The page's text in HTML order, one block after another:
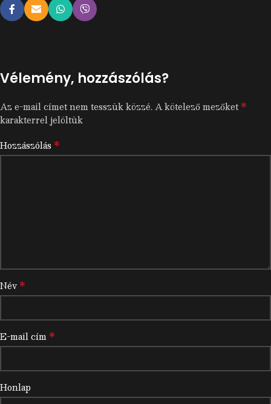
Vélemény, hozzászólás?
Az e-mail címet nem tesszük közzé.A kötelező mezőket*
karakterrel jelöltük
Hozzászólás *
Név *
E-mail cím *
Honlap